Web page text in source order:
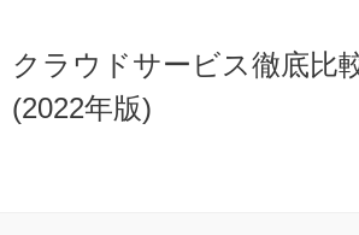
クラウドサービス徹底比
(2022年版)